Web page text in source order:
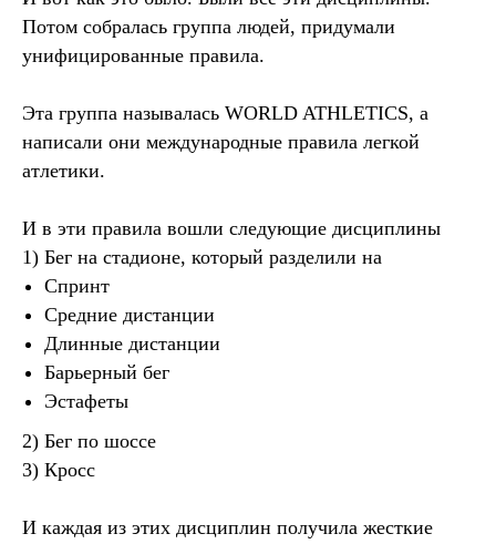
Потом собралась группа людей, придумали
унифицированные правила.
Эта группа называлась WORLD ATHLETICS, а
написали они международные правила легкой
атлетики.
И в эти правила вошли следующие дисциплины
1) Бег на стадионе, который разделили на
Спринт
Средние дистанции
Длинные дистанции
Барьерный бег
Эстафеты
2) Бег по шоссе
3) Кросс
И каждая из этих дисциплин получила жесткие